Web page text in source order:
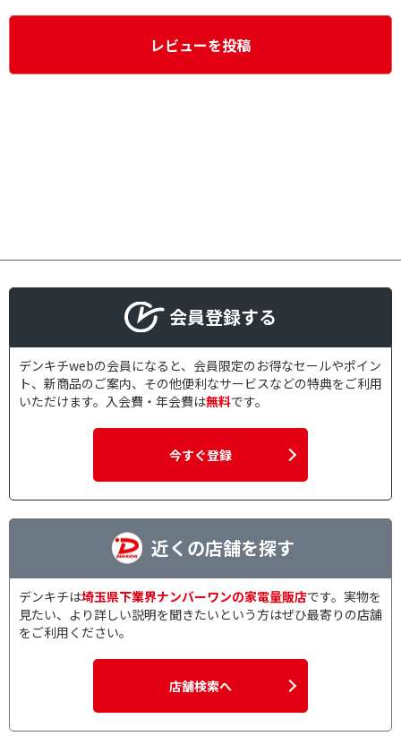
レビューを投稿
会員登録する
デンキチwebの会員になると、会員限定のお得なセールやポイン
ト、新商品のご案内、その他便利なサービスなどの特典をご利用
いただけます。入会費・年会費は無料です。
今すぐ登録
近くの店舗を探す
デンキチは埼玉県下業界ナンバーワンの家電量販店です。実物を
見たい、より詳しい説明を聞きたいという方はぜひ最寄りの店舗
をご利用ください。
店舗検索へ